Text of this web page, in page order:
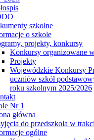
szkolne
o szkole
projekty, konkursy
Konkursy organizowane
Projekty
Wojewódzkie Konkursy
uczniów szkół
roku szkolnym 2025/2026
Nr 1
główna
do przedszkola w
ogólne